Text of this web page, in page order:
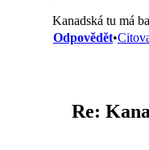
Kanadská tu má
Odpovědět•
Re: